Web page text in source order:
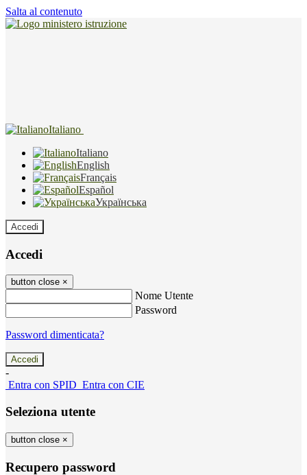
Salta al contenuto
Italiano
Italiano
English
Français
Español
Українська
Accedi
Accedi
button close ×
Nome Utente
Password
Password dimenticata?
-
Entra con SPID Entra con CIE
Seleziona utente
button close ×
Recupero password